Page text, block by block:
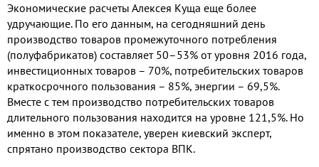
Экономические расчеты Алексея Куща еще более
удручающие. По его данным, на сегодняшний день
производство товаров промежуточного потребления
(полуфабрикатов) составляет 50–53% от уровня 2016 года,
инвестиционных товаров – 70%, потребительских товаров
краткосрочного пользования – 85%, энергии – 69,5%.
Вместе с тем производство потребительских товаров
длительного пользования находится на уровне 121,5%. Но
именно в этом показателе, уверен киевский эксперт,
спрятано производство сектора ВПК.